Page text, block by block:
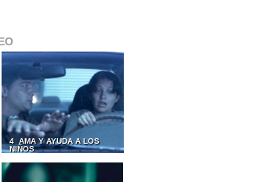
4 AMA Y AYUDA A LOS
NIÑOS